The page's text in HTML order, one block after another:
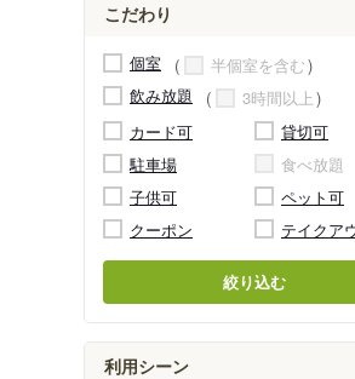
こだわり
個室
半個室を含む
飲み放題
3時間以上
カード可
貸切可
駐車場
食べ放題
子供可
ペット可
クーポン
テイクア
絞り込む
利用シーン